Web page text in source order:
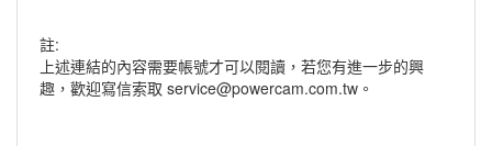
註:
上述連結的內容需要帳號才可以閱讀，若您有進一步的興
趣，歡迎寫信索取 service@powercam.com.tw。